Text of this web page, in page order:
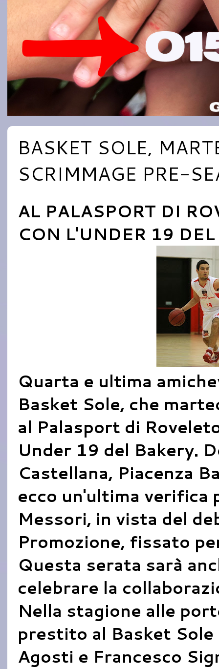
BASKET SOLE,
SCRIMMAGE PRE-
AL PALASPORT DI
CON L'UNDER 19
Quarta e ultima
Basket Sole, che
al Palasport di
Under 19 del Bakery.
Castellana, Piacenza
ecco un'ultima verifica
Messori, in vista del
Promozione, fissato
Questa serata sarà
celebrare la
Nella stagione alle
prestito al Basket
Agosti e Francesco